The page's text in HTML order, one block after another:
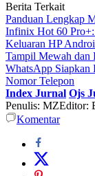
Berita Terkait
Panduan Lengkap
Infinix Hot 60
Keluaran HP
Tampil Mewah dan
WhatsApp Siapkan
Nomor Telepon
Index Jurnal Ojs
Penulis: MZEditor:
Komentar